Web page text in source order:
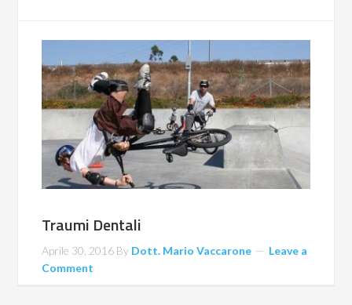
Traumi Dentali
Aprile 30, 2016 By Dott. Mario Vaccarone
Leave a
Comment